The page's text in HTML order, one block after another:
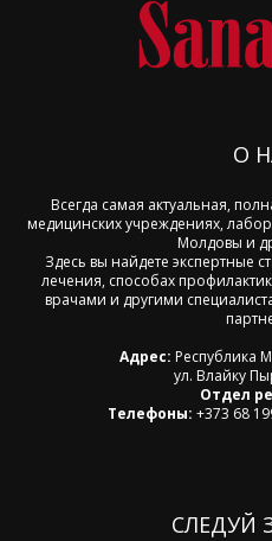
О
Всегда самая актуальная,
медицинских учреждениях,
Молдовы и
Здесь вы найдете экспертные
лечения, способах
врачами и другими
Адрес: Республика
ул. Влайку
Отдел
Телефоны: +373 68
СЛЕДУЙ